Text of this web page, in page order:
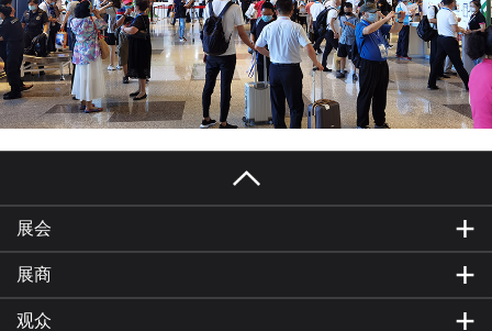
展会
展商
观众